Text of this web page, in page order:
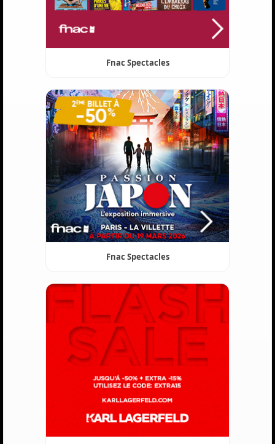
Fnac Spectacles
Fnac Spectacles